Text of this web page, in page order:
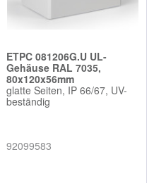
ETPC 081206G.U UL-
Gehäuse RAL 7035,
80x120x56mm
glatte Seiten, IP 66/67, UV-
beständig
92099583